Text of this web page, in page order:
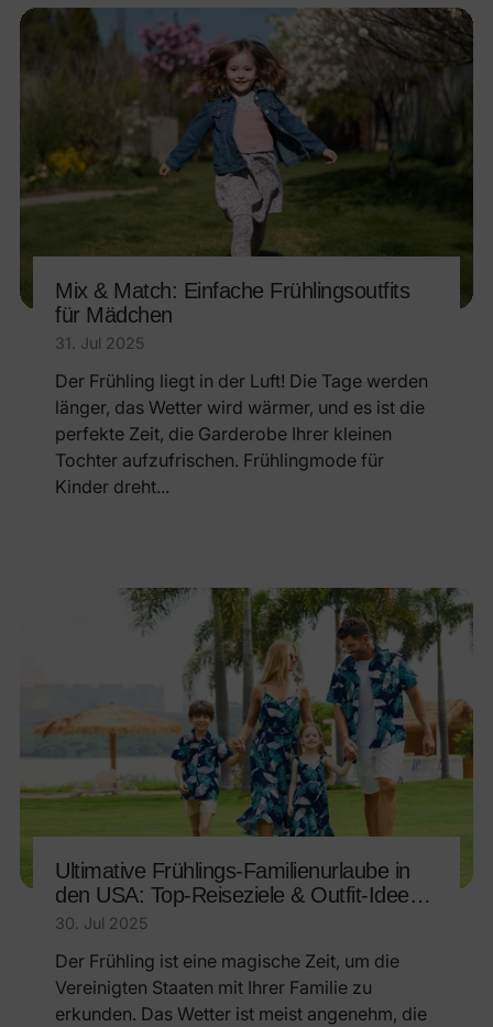
Mix & Match: Einfache Frühlingsoutfits
für Mädchen
31. Jul 2025
Der Frühling liegt in der Luft! Die Tage werden
länger, das Wetter wird wärmer, und es ist die
perfekte Zeit, die Garderobe Ihrer kleinen
Tochter aufzufrischen. Frühlingmode für
Kinder dreht...
Ultimative Frühlings-Familienurlaube in
den USA: Top-Reiseziele & Outfit-Ideen
für den Urlaub
30. Jul 2025
Der Frühling ist eine magische Zeit, um die
Vereinigten Staaten mit Ihrer Familie zu
erkunden. Das Wetter ist meist angenehm, die